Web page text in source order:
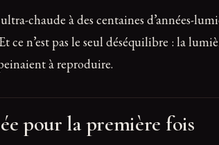
chaude à des centaines d’années-
ce n’est pas le seul déséquilibre : la
à reproduire.
pour la première fois